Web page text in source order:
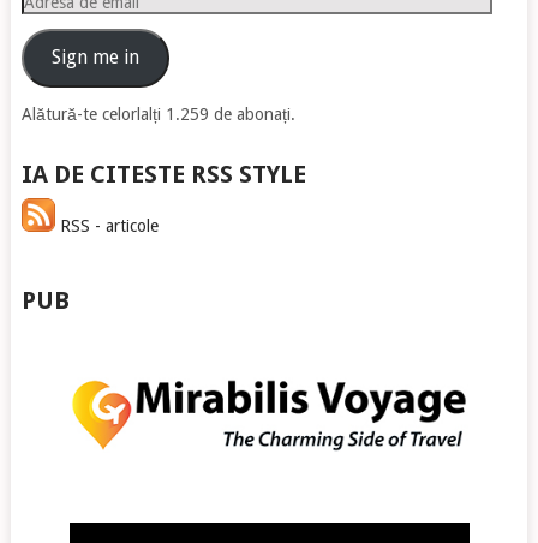
emailSign me in
Alătură-te celorlalți 1.259 de abonați.
IA DE CITESTE RSS STYLE
RSS - articole
PUB